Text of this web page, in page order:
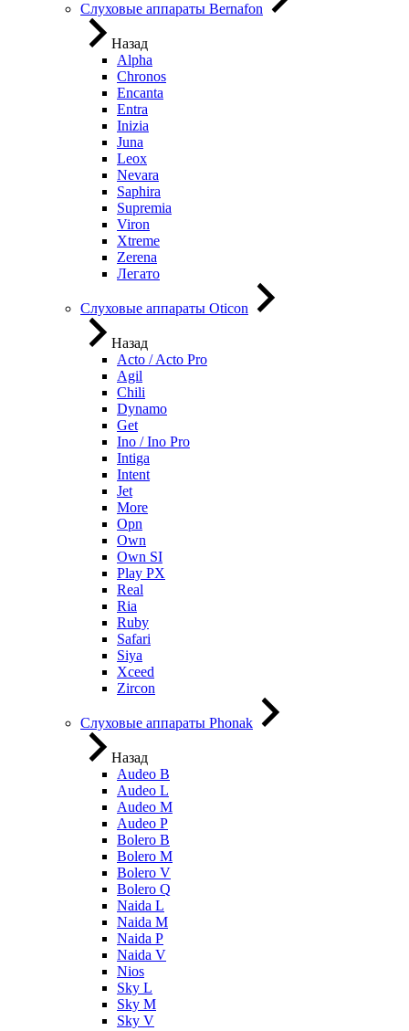
Слуховые аппараты Bernafon
Назад
Alpha
Chronos
Encanta
Entra
Inizia
Juna
Leox
Nevara
Saphira
Supremia
Viron
Xtreme
Zerena
Легато
Слуховые аппараты Oticon
Назад
Acto / Acto Pro
Agil
Chili
Dynamo
Get
Ino / Ino Pro
Intiga
Intent
Jet
More
Opn
Own
Own SI
Play PX
Real
Ria
Ruby
Safari
Siya
Xceed
Zircon
Слуховые аппараты Phonak
Назад
Audeo B
Audeo L
Audeo М
Audeo P
Bolero B
Bolero M
Bolero V
Bolero Q
Naida L
Naida M
Naida P
Naida V
Nios
Sky L
Sky M
Sky V